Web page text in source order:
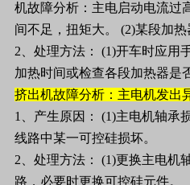
机故障分析：主电启动电流过
间不足，扭矩大。 (2)某段加热
2、处理方法： (1)开车时应用
加热时间或检查各段加热器是
挤出机故障分析：主电机发出
1、产生原因： (1)主电机轴承
线路中某一可控硅损坏。
2、处理方法： (1)更换主电机
路，必要时更换可控硅元件。